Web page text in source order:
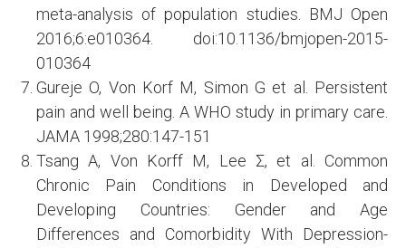
meta-analysis of population studies. BMJ Open
2016;6:e010364. doi:10.1136/bmjopen-2015-
010364
Gureje O, Von Korf M, Simon G et al. Persistent
pain and well being. A WHO study in primary care.
JAMA 1998;280:147-151
Tsang Α, Von Korff Μ, Lee Σ, et al. Common
Chronic Pain Conditions in Developed and
Developing Countries: Gender and Age
Differences and Comorbidity With Depression-